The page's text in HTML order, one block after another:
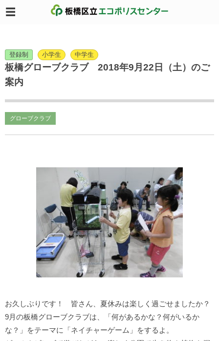
登録制 小学生 中学生
板橋グローブクラブ 2018年9月22日（土）のご
案内
グローブクラブ
お久しぶりです！ 皆さん、夏休みは楽しく過ごせましたか？
9月の板橋グローブクラブは、「何があるかな？何がいるか
な？」をテーマに「ネイチャーゲーム」をするよ。